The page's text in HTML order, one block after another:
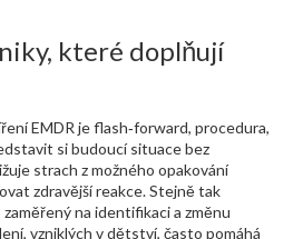
které doplňují
EMDR jeflash‑forward, procedura,
si budoucí situace bez
strach z možného opakování
zdravější reakce. Stejně tak
na identifikaci a změnu
vzniklých v dětství, často pomáhá